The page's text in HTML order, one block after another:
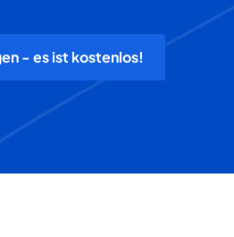
- es ist kostenlos!